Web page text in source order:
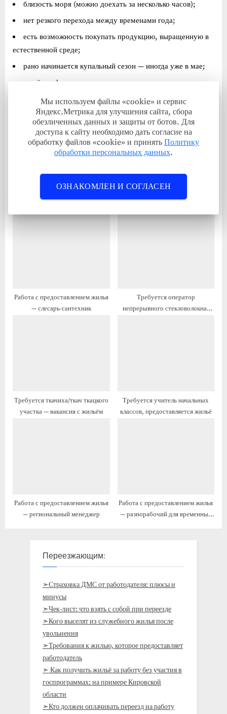
близость моря (можно доехать за несколько часов);
нет резкого перехода между временами года;
есть возможность покупать продукцию, выращенную в
естественной среде;
рано начинается купальный сезон — иногда уже в мае;
дешёвые фрукты и овощи в сезон;
можно заниматься фермерством или вести ЛПХ.
Республика Дагестан
Навигация
записям
Требуется микробиолог — вакансия с жильём
Требуется инженер-конструктор, предоставляется жильё
Связанные записи
Работа с предоставлением жилья
— слесарь-сантехник
Требуется оператор
непрерывного стекловолокна,
Требуется ткачиха/ткач ткацкого
участка — вакансия с жильём
Требуется учитель начальных
классов, предоставляется жильё
Работа с предоставлением жилья
— региональный менеджер
Работа с предоставлением жилья
— разнорабочий для временных
Переезжающим:
➣Страховка ДМС от работодателя: плюсы и
минусы
➣Чек-лист: что взять с собой при переезде
➣Кого выселят из служебного жилья после
увольнения
➣Требования к жилью, которое предоставляет
работодатель
➣ Как получить жильё за работу без участия в
госпрограммах: на примере Кировской
области
➣Кто должен оплачивать переезд на работу
Мы используем файлы «cookie» и сервис
Яндекс.Метрика для улучшения сайта, сбора
обезличенных данных и защиты от ботов. Для
доступа к сайту необходимо дать согласие на
обработку файлов «cookie» и принять Политику
обработки персональных данных.
ОЗНАКОМЛЕН И СОГЛАСЕН